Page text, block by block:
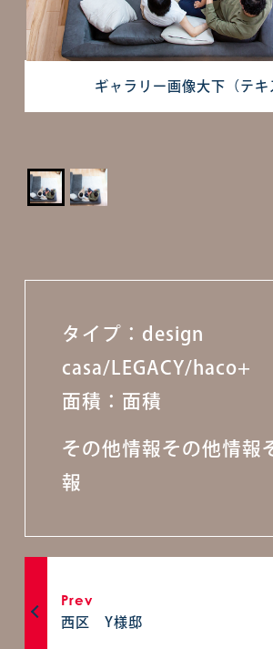
ギャラリー画像大下（テキ
タイプ：design
casa/LEGACY/haco+
面積：面積
その他情報その他情報
報
Prev
西区 Y様邸